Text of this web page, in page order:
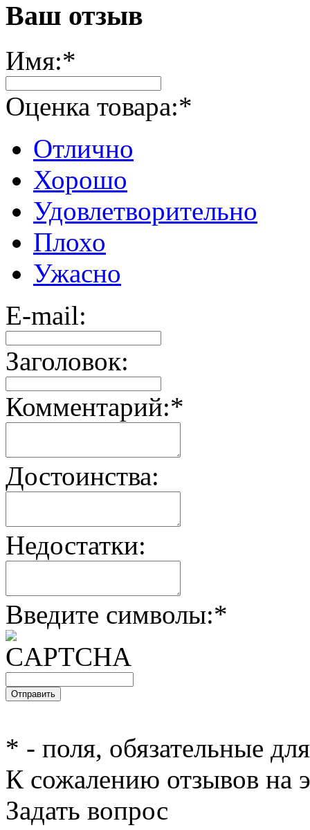
Ваш отзыв
Имя:*
Оценка товара:*
Отлично
Хорошо
Удовлетворительно
Плохо
Ужасно
E-mail:
Заголовок:
Комментарий:*
Достоинства:
Недостатки:
Введите символы:*
* - поля, обязательные
К сожалению отзывов на
Задать вопрос